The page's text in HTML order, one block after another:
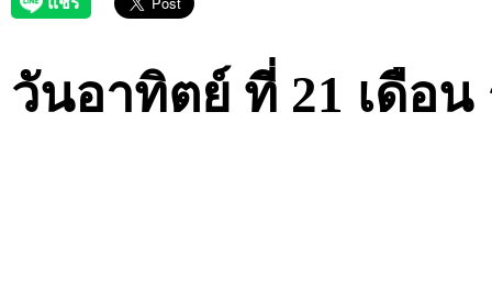
วันอาทิตย์ ที่ 21 เดือ